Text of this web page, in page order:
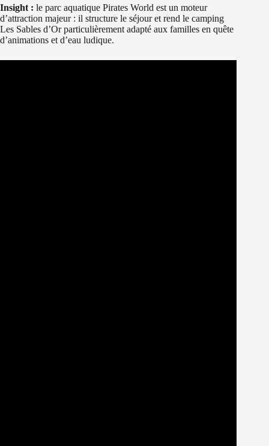
Insight : le parc aquatique Pirates World est un moteur
d’attraction majeur : il structure le séjour et rend le camping
Les Sables d’Or particulièrement adapté aux familles en quête
d’animations et d’eau ludique.